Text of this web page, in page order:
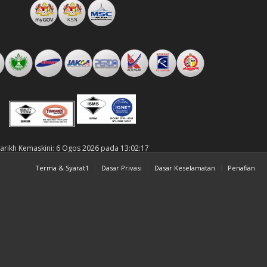
Kemaskini: 6 Ogos 2026 pada 13:02:17
Terma & Syarat1 Dasar Privasi Dasar Keselamatan Penafian